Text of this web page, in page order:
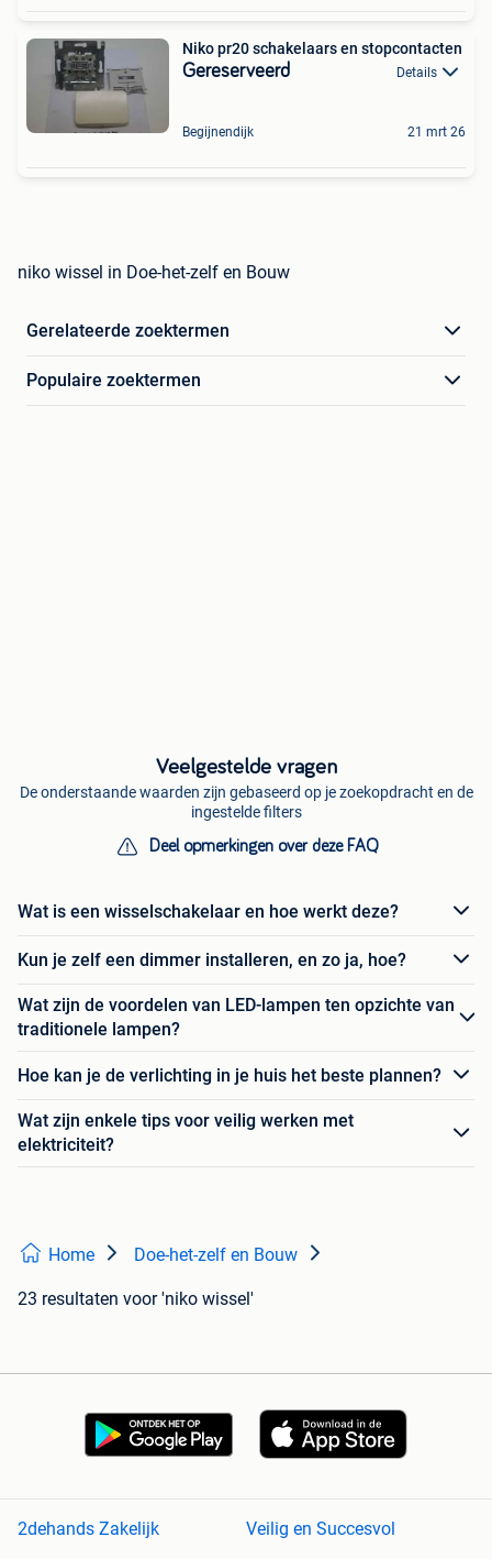
Niko pr20 schakelaars en stopcontacten
Gereserveerd Details
Begijnendijk 21 mrt 26
niko wissel in Doe-het-zelf en Bouw
Gerelateerde zoektermen
Populaire zoektermen
Veelgestelde vragen
De onderstaande waarden zijn gebaseerd op je zoekopdracht en de
ingestelde filters
Deel opmerkingen over deze FAQ
Wat is een wisselschakelaar en hoe werkt deze?
Kun je zelf een dimmer installeren, en zo ja, hoe?
Wat zijn de voordelen van LED-lampen ten opzichte van
traditionele lampen?
Hoe kan je de verlichting in je huis het beste plannen?
Wat zijn enkele tips voor veilig werken met
elektriciteit?
Home Doe-het-zelf en Bouw
23 resultaten voor 'niko wissel'
2dehands Zakelijk Veilig en Succesvol